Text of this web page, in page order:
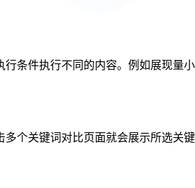
条件执行不同的内容。例如展现量
个关键词对比页面就会展示所选关